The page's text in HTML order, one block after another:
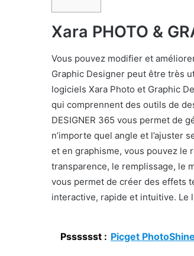
Xara PHOTO &
Vous pouvez modifier et
Graphic Designer peut être très
logiciels Xara Photo et Graphic
qui comprennent des outils de
DESIGNER 365 vous permet de
n’importe quel angle et l’ajuster
et en graphisme, vous pouvez le
transparence, le remplissage, le
vous permet de créer des effets
interactive, rapide et intuitive. Le
Psssssst : Picget